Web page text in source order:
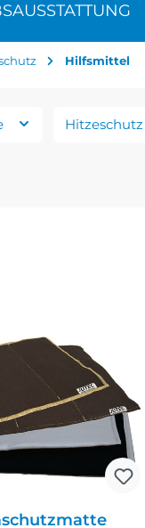
Hilfsmittel